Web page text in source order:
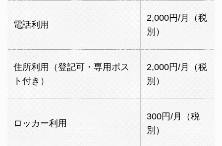
電話利用
2,000円/月（税
別）
住所利用（登記可・専用ポス
ト付き）
2,000円/月（税
別）
ロッカー利用
300円/月（税
別）